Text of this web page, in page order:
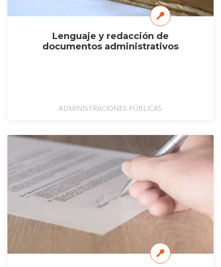
Lenguaje y redacción de
documentos administrativos
ADMINISTRACIONES PÚBLICAS